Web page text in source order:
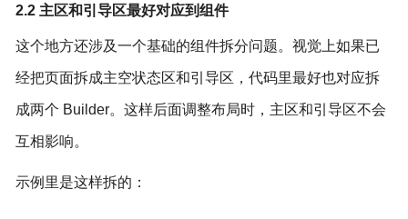
2.2 主区和引导区最好对应到组件
这个地方还涉及一个基础的组件拆分问题。视觉上如果已
经把页面拆成主空状态区和引导区，代码里最好也对应拆
成两个 Builder。这样后面调整布局时，主区和引导区不会
互相影响。
示例里是这样拆的：